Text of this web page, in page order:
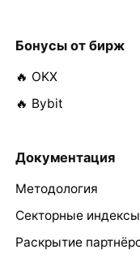
Бонусы от бирж
🔥 OKX
🔥 Bybit
Документация
Методология
Секторные индексы
Раскрытие